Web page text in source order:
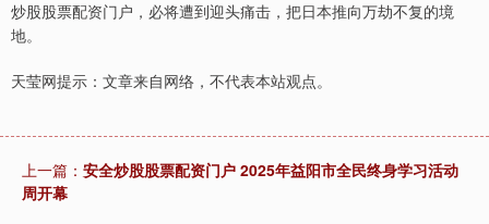
炒股股票配资门户，必将遭到迎头痛击，把日本推向万劫不复的境
地。
天莹网提示：文章来自网络，不代表本站观点。
上一篇： 安全炒股股票配资门户 2025年益阳市全民终身学习活动
周开幕